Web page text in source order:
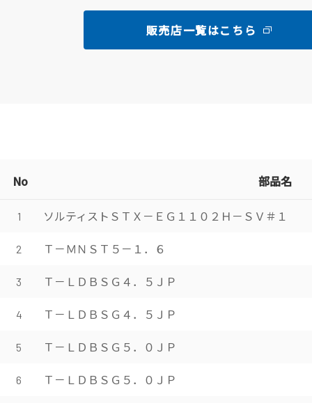
販売店一覧はこちら
No 部品名
1 ソルティストＳＴＸ－ＥＧ１１０２Ｈ－ＳＶ＃１
2 Ｔ－ＭＮＳＴ５－１．６
3 Ｔ－ＬＤＢＳＧ４．５ＪＰ
4 Ｔ－ＬＤＢＳＧ４．５ＪＰ
5 Ｔ－ＬＤＢＳＧ５．０ＪＰ
6 Ｔ－ＬＤＢＳＧ５．０ＪＰ